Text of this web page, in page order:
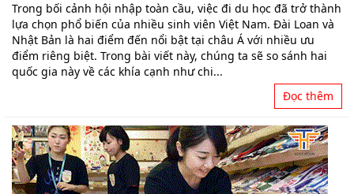
Trong bối cảnh hội nhập toàn cầu, việc đi du học đã trở thành
lựa chọn phổ biến của nhiều sinh viên Việt Nam. Đài Loan và
Nhật Bản là hai điểm đến nổi bật tại châu Á với nhiều ưu
điểm riêng biệt. Trong bài viết này, chúng ta sẽ so sánh hai
quốc gia này về các khía cạnh như chi...
Đọc thêm